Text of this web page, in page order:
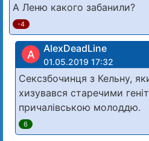
А Леню какого забанили?
-4
A AlexDeadLine
01.05.2019 17:32
Сексзбочинця з Кельну,
хизувався старечими
причалівською молоддю.
6